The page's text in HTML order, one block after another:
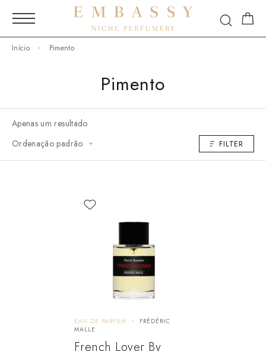
Início Pimento
Pimento
Apenas um resultado
Ordenação padrão
FILTER
EAU DE PARFUM
FRÉDÉRIC
MALLE
French Lover By